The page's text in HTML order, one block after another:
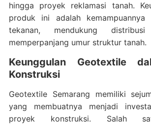
hingga proyek reklamasi tanah.
produk ini adalah kemampuannya
tekanan, mendukung
memperpanjang umur struktur tanah.
Keunggulan Geotextile
Konstruksi
Geotextile Semarang memiliki
yang membuatnya menjadi
proyek konstruksi. Salah